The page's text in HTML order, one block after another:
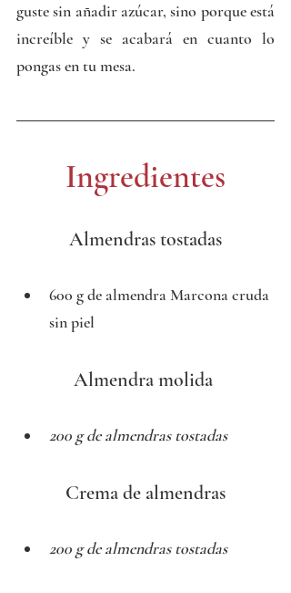
guste sin añadir azúcar, sino porque está
increíble y se acabará en cuanto lo
pongas en tu mesa.
Ingredientes
Almendras tostadas
600 g de almendra Marcona cruda
sin piel
Almendra molida
200 g de almendras tostadas
Crema de almendras
200 g de almendras tostadas